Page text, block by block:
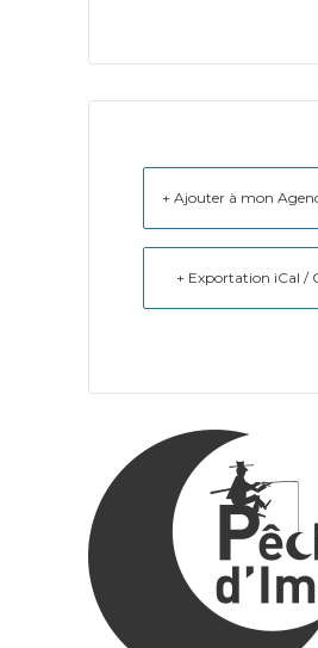
+ Ajouter à mon
+ Exportation iCal /